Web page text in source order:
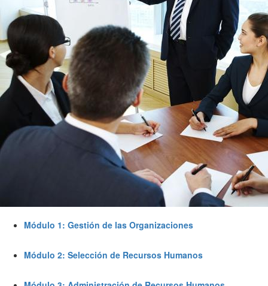
Módulo 1: Gestión de las Organizaciones
Módulo 2: Selección de Recursos Humanos